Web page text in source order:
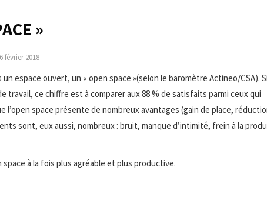
»
février 2018
espace ouvert, un « open space »(selon le baromètre Actineo/CSA).
travail, ce chiffre est à comparer aux 88 % de satisfaits parmi ceux qui
l’open space présente de nombreux avantages (gain de place,
sont, eux aussi, nombreux : bruit, manque d’intimité, frein à la
à la fois plus agréable et plus productive.